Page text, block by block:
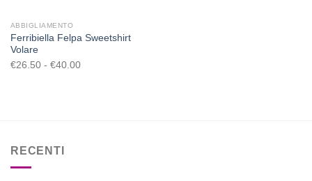
ABBIGLIAMENTO
Ferribiella Felpa Sweetshirt
Volare
€26.50 - €40.00Fascia
RECENTI